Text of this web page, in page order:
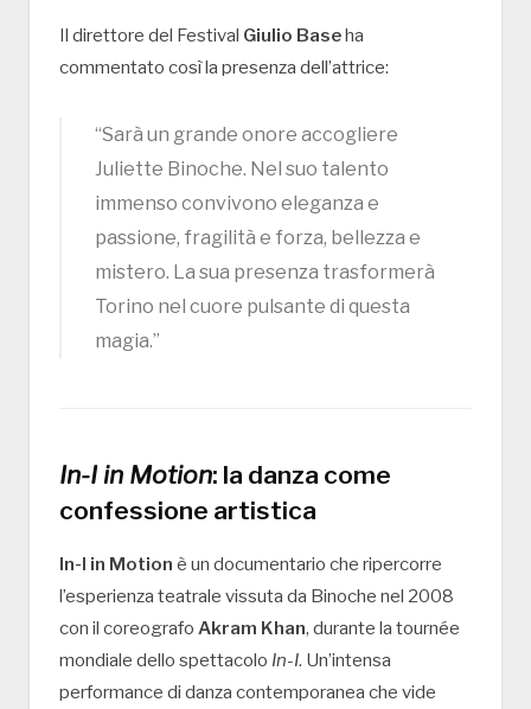
Il direttore del Festival Giulio Baseha
commentato così la presenza dell’attrice:
“Sarà un grande onore accogliere
Juliette Binoche. Nel suo talento
immenso convivono eleganza e
passione, fragilità e forza, bellezza e
mistero. La sua presenza trasformerà
Torino nel cuore pulsante di questa
magia.”
In-I in Motion: la danza come
confessione artistica
In-I in Motion è un documentario che ripercorre
l’esperienza teatrale vissuta da Binoche nel 2008
con il coreografo Akram Khan, durante la tournée
mondiale dello spettacolo In-I. Un’intensa
performance di danza contemporanea che vide